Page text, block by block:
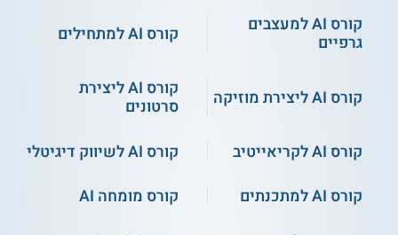
קורס AI למעצבים
גרפיים
קורס AI למתחילים
קורס AI ליצירת מוזיקה
קורס AI ליצירת
סרטונים
קורס AI לקריאייטיב
קורס AI לשיווק דיגיטלי
קורס AI למתכנתים
קורס מומחה AI